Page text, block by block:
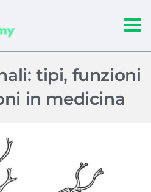
tipi, funzioni
in medicina